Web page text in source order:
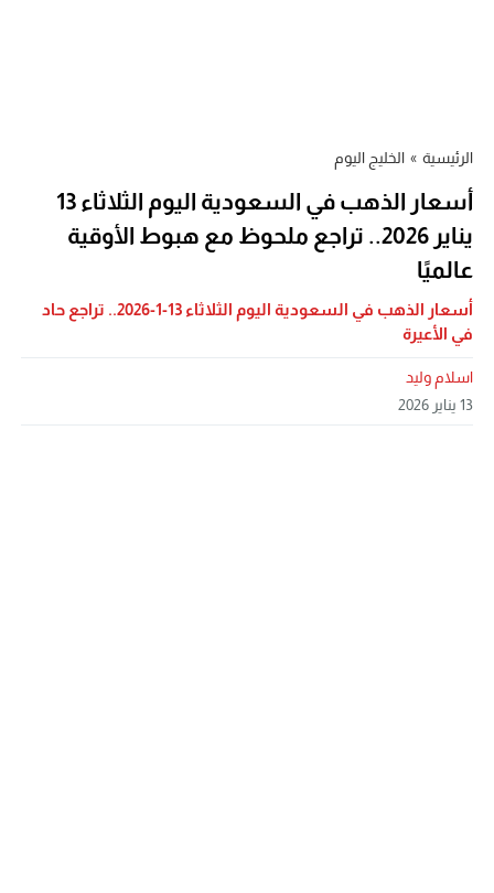
الرئيسية » الخليج اليوم
أسعار الذهب في السعودية اليوم الثلاثاء 13
يناير 2026.. تراجع ملحوظ مع هبوط الأوقية
عالميًا
أسعار الذهب في السعودية اليوم الثلاثاء 13-1-2026.. تراجع حاد
في الأعيرة
اسلام وليد
13 يناير 2026